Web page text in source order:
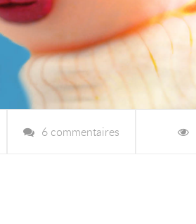
6 commentaires